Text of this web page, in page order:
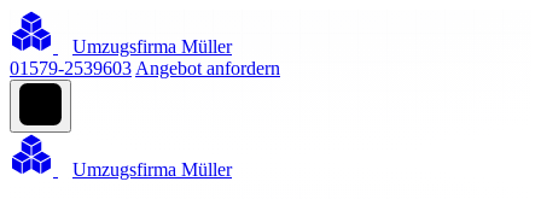
Umzugsfirma Müller
01579-2539603 Angebot anfordern
Umzugsfirma Müller